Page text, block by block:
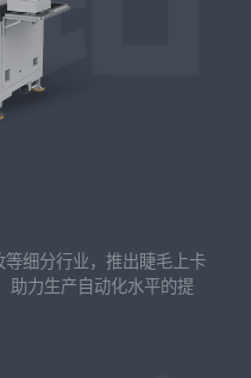
细分行业，推出睫毛上卡
助力生产自动化水平的提